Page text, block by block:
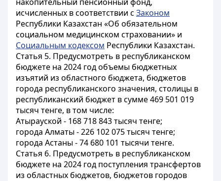
исчисленных в соответствии с Законом
Республики Казахстан «Об обязательном
социальном медицинском страховании» и
Социальным кодексом Республики Казахстан.
Статья 5. Предусмотреть в республиканском
бюджете на 2024 год объемы бюджетных
изъятий из областного бюджета, бюджетов
города республиканского значения, столицы в
республиканский бюджет в сумме 469 501 019
тысяч тенге, в том числе:
Атырауской - 168 718 843 тысяч тенге;
города Алматы - 226 102 075 тысяч тенге;
города Астаны - 74 680 101 тысячи тенге.
Статья 6. Предусмотреть в республиканском
бюджете на 2024 год поступления трансфертов
из областных бюджетов, бюджетов городов